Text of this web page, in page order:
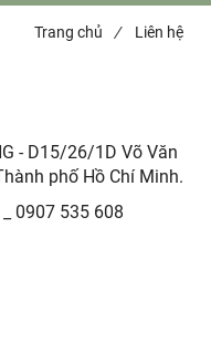
Trang chủ / Liên hệ
- D15/26/1D Võ Văn
phố Hồ Chí Minh.
0907 535 608